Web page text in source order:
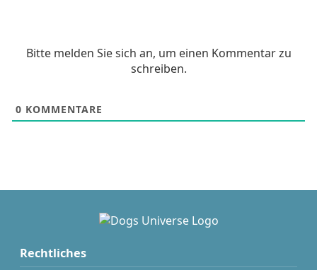
Bitte melden Sie sich an, um einen Kommentar zu
schreiben.
0 KOMMENTARE
Rechtliches